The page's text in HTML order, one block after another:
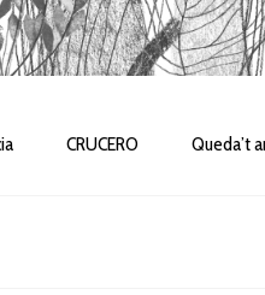
CRUCERO Queda’t